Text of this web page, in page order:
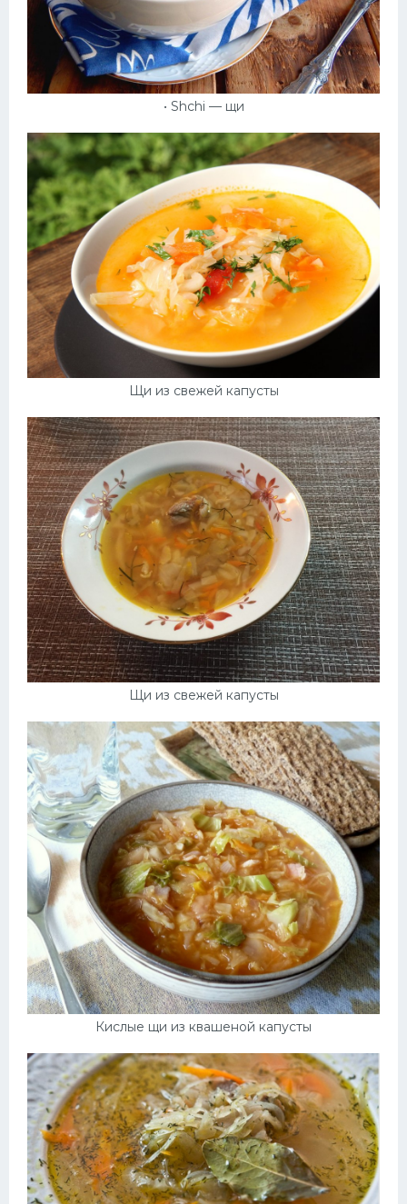
• Shchi — щи
Щи из свежей капусты
Щи из свежей капусты
Кислые щи из квашеной капусты